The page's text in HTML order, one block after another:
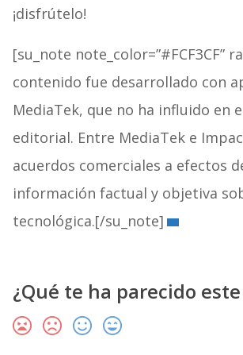
¡disfrútelo!
[su_note note_color=”#FCF3CF”
contenido fue desarrollado con
MediaTek, que no ha influido en
editorial. Entre MediaTek e
acuerdos comerciales a efectos
información factual y objetiva
tecnológica.[/su_note]
¿Qué te ha parecido